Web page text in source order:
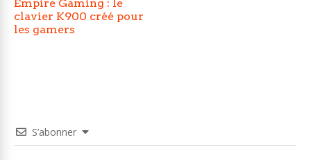
Empire Gaming : le
clavier K900 créé pour
les gamers
S’abonner